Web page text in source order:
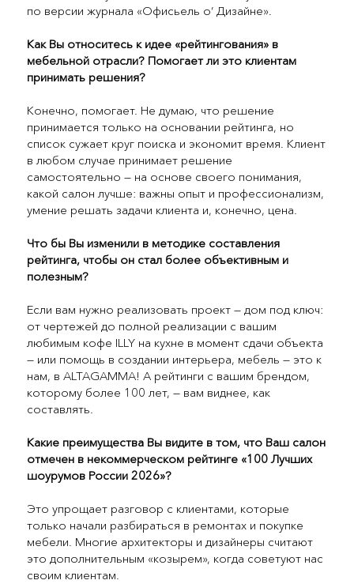
по версии журнала «Офисьель о’ Дизайне».
Как Вы относитесь к идее «рейтингования» в
мебельной отрасли? Помогает ли это клиентам
принимать решения?
Конечно, помогает. Не думаю, что решение
принимается только на основании рейтинга, но
список сужает круг поиска и экономит время. Клиент
в любом случае принимает решение
самостоятельно — на основе своего понимания,
какой салон лучше: важны опыт и профессионализм,
умение решать задачи клиента и, конечно, цена.
Что бы Вы изменили в методике составления
рейтинга, чтобы он стал более объективным и
полезным?
Если вам нужно реализовать проект — дом под ключ:
от чертежей до полной реализации с вашим
любимым кофе ILLY на кухне в момент сдачи объекта
— или помощь в создании интерьера, мебель — это к
нам, в ALTAGAMMA! А рейтинги с вашим брендом,
которому более 100 лет, — вам виднее, как
составлять.
Какие преимущества Вы видите в том, что Ваш салон
отмечен в некоммерческом рейтинге «100 Лучших
шоурумов России 2026»?
Это упрощает разговор с клиентами, которые
только начали разбираться в ремонтах и покупке
мебели. Многие архитекторы и дизайнеры считают
это дополнительным «козырем», когда советуют нас
своим клиентам.